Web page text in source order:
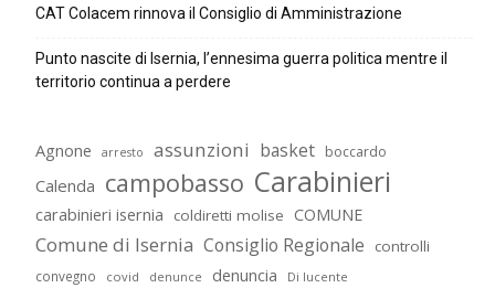
CAT Colacem rinnova il Consiglio di Amministrazione
Punto nascite di Isernia, l’ennesima guerra politica mentre il
territorio continua a perdere
Agnone arresto assunzioni basket boccardo
Calenda campobasso Carabinieri
carabinieri isernia coldiretti molise COMUNE
Comune di Isernia Consiglio Regionale controlli
convegno covid denunce denuncia Di lucente